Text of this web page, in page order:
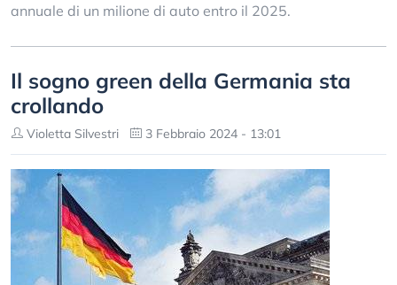
annuale di un milione di auto entro il 2025.
Il sogno green della Germania sta
crollando
Violetta Silvestri 3 Febbraio 2024 - 13:01